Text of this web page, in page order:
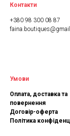
Контакти
+380 98 300 08 87
Умови
Оплата, доставка та
повернення
Договір-оферта
Політика